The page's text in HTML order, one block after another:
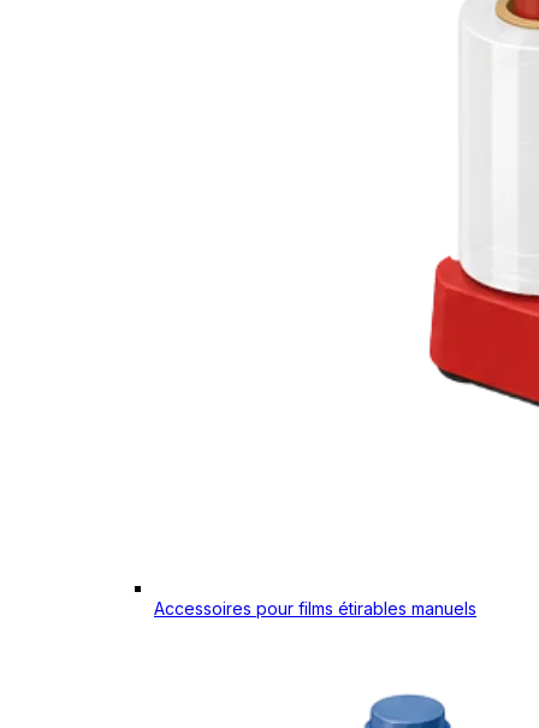
Accessoires pour films étirables manuels